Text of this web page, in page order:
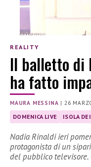
REALITY
Il balletto di
ha fatto
MAURA MESSINA | 26
DOMENICA LIVE ISOLA
Nadia Rinaldi ieri
protagonista di un
del pubblico